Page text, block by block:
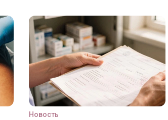
Новость